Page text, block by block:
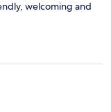
welcoming and